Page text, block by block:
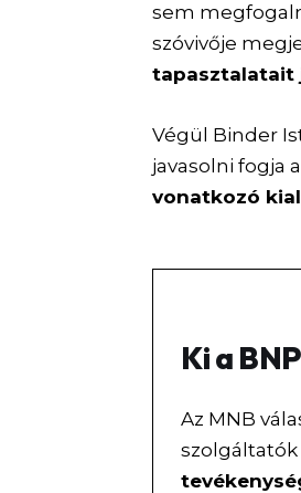
sem
szóvivője
tapasztalatait
Végül Binder
javasolni fogja a
vonatkozó
Ki a
Az MNB
szolgáltatók